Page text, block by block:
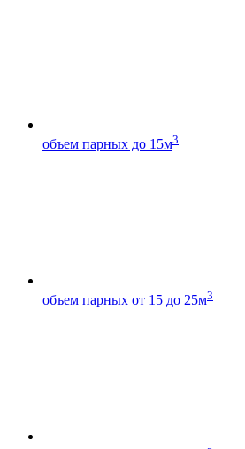
объем парных до 15м3
объем парных от 15 до 25м3